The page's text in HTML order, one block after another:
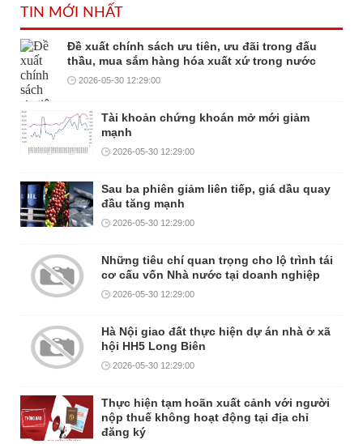
TIN MỚI NHẤT
Đề xuất chính sách ưu tiên, ưu đãi trong đấu
thầu, mua sắm hàng hóa xuất xứ trong nước
2026-05-30 12:29:00
Tài khoản chứng khoán mở mới giảm
mạnh
2026-05-30 12:29:00
Sau ba phiên giảm liên tiếp, giá dầu quay
đầu tăng mạnh
2026-05-30 12:29:00
Những tiêu chí quan trọng cho lộ trình tái
cơ cấu vốn Nhà nước tại doanh nghiệp
2026-05-30 12:29:00
Hà Nội giao đất thực hiện dự án nhà ở xã
hội HH5 Long Biên
2026-05-30 12:29:00
Thực hiện tạm hoãn xuất cảnh với người
nộp thuế không hoạt động tại địa chỉ
đăng ký